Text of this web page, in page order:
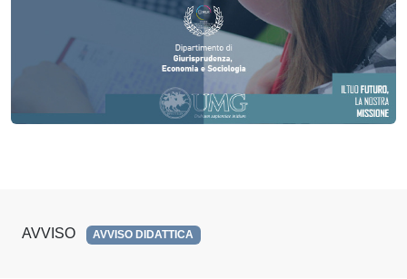
AVVISO AVVISO DIDATTICA